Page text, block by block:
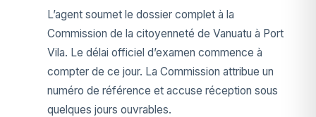
L’agent soumet le dossier complet à la
Commission de la citoyenneté de Vanuatu à Port
Vila. Le délai officiel d’examen commence à
compter de ce jour. La Commission attribue un
numéro de référence et accuse réception sous
quelques jours ouvrables.